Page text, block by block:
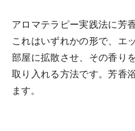
アロマテラピー実践法に芳
これはいずれかの形で、エ
部屋に拡散させ、その香り
取り入れる方法です。芳香
ます。